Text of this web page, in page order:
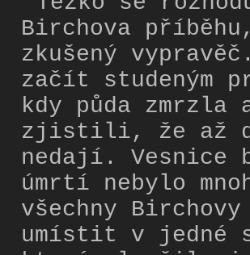
Birchova
zkušený
začít studeným
kdy půda zmrzla
zjistili, že až
nedají. Vesnice
úmrtí nebylo
všechny Birchovy
umístit v jedné